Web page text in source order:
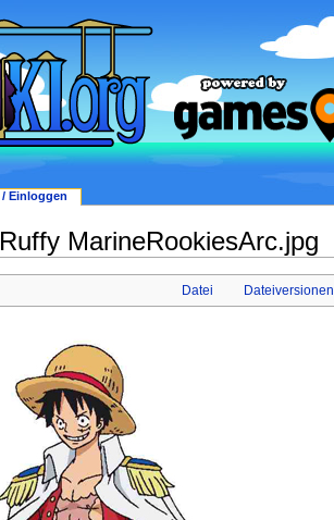
MarineRookiesArc.jpg
Datei Dateiversionen
Einloggen